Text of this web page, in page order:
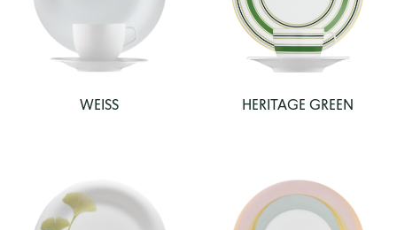
WEISS HERITAGE GREEN